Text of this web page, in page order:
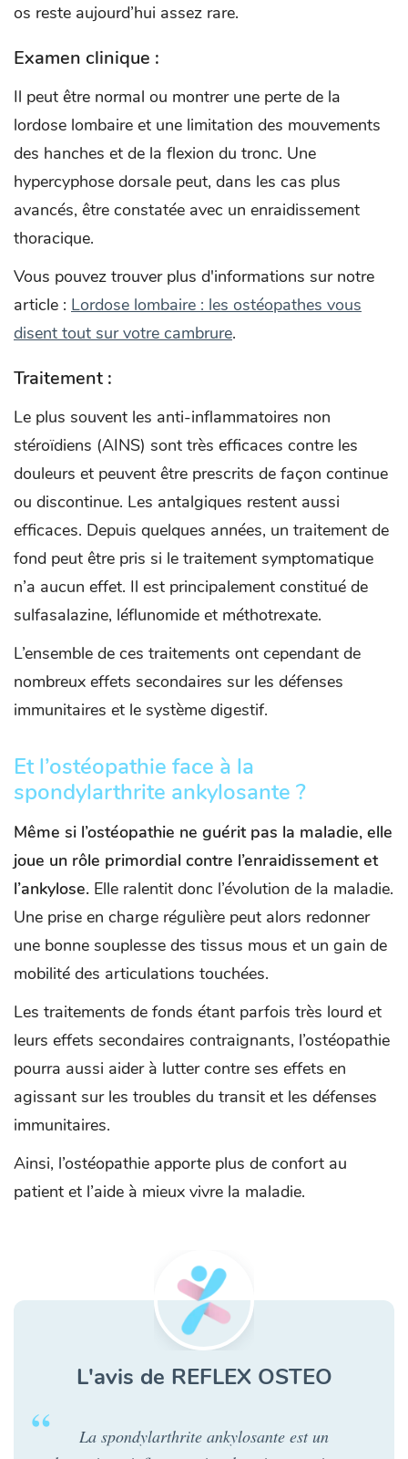
os reste aujourd’hui assez rare.
Examen clinique :
Il peut être normal ou montrer une perte de la
lordose lombaire et une limitation des mouvements
des hanches et de la flexion du tronc. Une
hypercyphose dorsale peut, dans les cas plus
avancés, être constatée avec un enraidissement
thoracique.
Vous pouvez trouver plus d'informations sur notre
article : Lordose lombaire : les ostéopathes vous
disent tout sur votre cambrure.
Traitement :
Le plus souvent les anti-inflammatoires non
stéroïdiens (AINS) sont très efficaces contre les
douleurs et peuvent être prescrits de façon continue
ou discontinue. Les antalgiques restent aussi
efficaces. Depuis quelques années, un traitement de
fond peut être pris si le traitement symptomatique
n’a aucun effet. Il est principalement constitué de
sulfasalazine, léflunomide et méthotrexate.
L’ensemble de ces traitements ont cependant de
nombreux effets secondaires sur les défenses
immunitaires et le système digestif.
Et l’ostéopathie face à la
spondylarthrite ankylosante ?
Même si l’ostéopathie ne guérit pas la maladie, elle
joue un rôle primordial contre l’enraidissement et
l’ankylose. Elle ralentit donc l’évolution de la maladie.
Une prise en charge régulière peut alors redonner
une bonne souplesse des tissus mous et un gain de
mobilité des articulations touchées.
Les traitements de fonds étant parfois très lourd et
leurs effets secondaires contraignants, l’ostéopathie
pourra aussi aider à lutter contre ses effets en
agissant sur les troubles du transit et les défenses
immunitaires.
Ainsi, l’ostéopathie apporte plus de confort au
patient et l’aide à mieux vivre la maladie.
L'avis de REFLEX OSTEO
La spondylarthrite ankylosante est un